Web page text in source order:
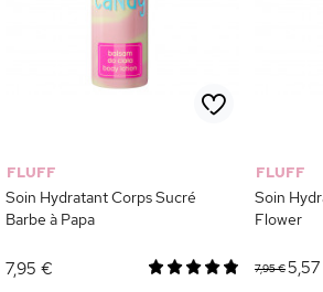
FLUFF
Soin Hydratant Corps Sucré
Barbe à Papa
7,95 €
FLUFF
Soin
Flower
7,95 €